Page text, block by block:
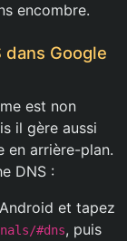
encombre.
dans Google
est non
il gère aussi
en arrière-plan.
DNS :
et tapez
#dns, puis